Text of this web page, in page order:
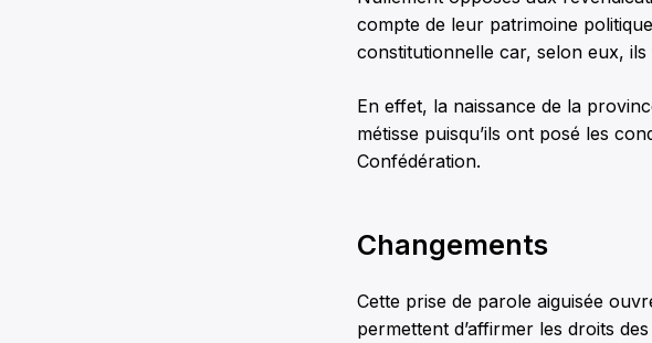
compte de leur patrimoine
constitutionnelle car, selon eux,
En effet, la naissance de la
métisse puisqu’ils ont posé les
Confédération.
Changements
Cette prise de parole aiguisée
permettent d’affirmer les droits